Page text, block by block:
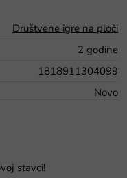
Društvene igre na ploči
2 godine
1818911304099
Novo
stavci!